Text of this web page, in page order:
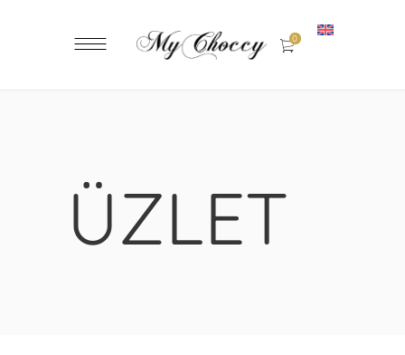
0
ÜZLET